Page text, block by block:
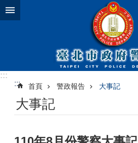
跳到主要內容區塊
:::
:::
首頁 警政報告 大事記
大事記